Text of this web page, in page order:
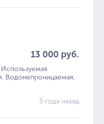
13 000 руб.
Водонепроницаемая,
3 года назад